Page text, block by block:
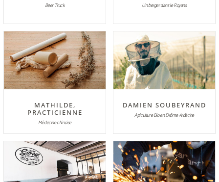
Beer Truck Un berger dans le Royans
MATHILDE,
PRACTICIENNE
Médecine chinoise
DAMIEN SOUBEYRAND
Apiculture Bio en Drôme Ardèche